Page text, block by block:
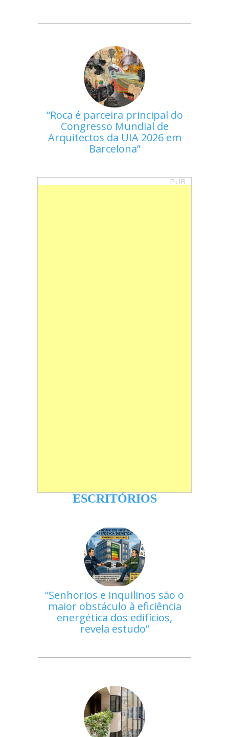
Roca é parceira principal do
Congresso Mundial de
Arquitectos da UIA 2026 em
Barcelona
PUB
ESCRITÓRIOS
Senhorios e inquilinos são o
maior obstáculo à eficiência
energética dos edifícios,
revela estudo